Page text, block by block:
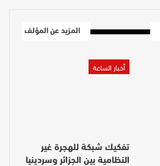
المزيد عن المؤلف
أخبار الساعة
تفكيك شبكة للهجرة غير
النظامية بين الجزائر وسردينيا